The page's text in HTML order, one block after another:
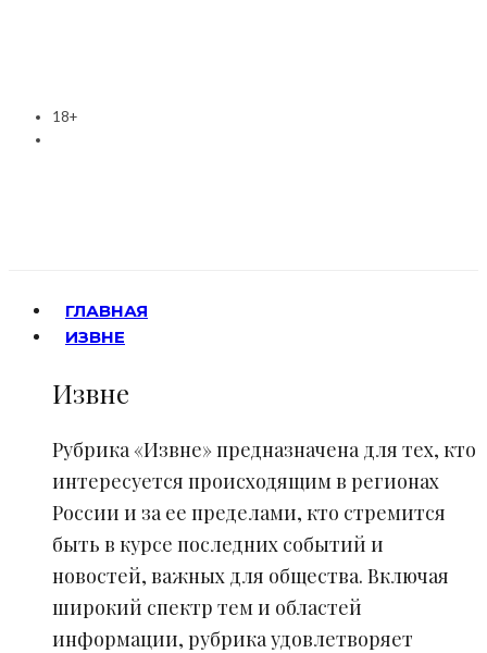
18+
ГЛАВНАЯ
ИЗВНЕ
Извне
Рубрика «Извне» предназначена для тех, кто
интересуется происходящим в регионах
России и за ее пределами, кто стремится
быть в курсе последних событий и
новостей, важных для общества. Включая
широкий спектр тем и областей
информации, рубрика удовлетворяет